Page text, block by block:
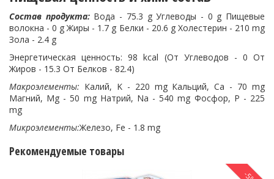
Состав продукта: Вода - 75.3 g Углеводы - 0 g Пищевые
волокна - 0 g Жиры - 1.7 g Белки - 20.6 g Холестерин - 210 mg
Зола - 2.4 g
Энергетическая ценность: 98 kcal (От Углеводов - 0 От
Жиров - 15.3 От Белков - 82.4)
Макроэлементы: Калий, K - 220 mg Кальций, Ca - 70 mg
Магний, Mg - 50 mg Натрий, Na - 540 mg Фосфор, P - 225
mg
Микроэлементы:Железо, Fe - 1.8 mg
Рекомендуемые товары